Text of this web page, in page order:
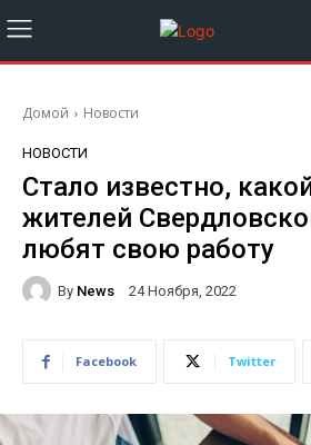
Домой Новости
НОВОСТИ
Стало известно,
жителей
любят свою работу
By News 24 Ноября, 2022
Facebook Twitter